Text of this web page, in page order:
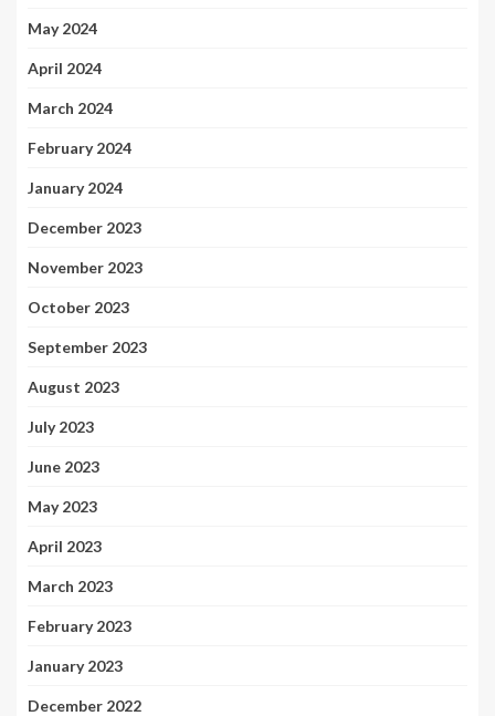
May 2024
April 2024
March 2024
February 2024
January 2024
December 2023
November 2023
October 2023
September 2023
August 2023
July 2023
June 2023
May 2023
April 2023
March 2023
February 2023
January 2023
December 2022